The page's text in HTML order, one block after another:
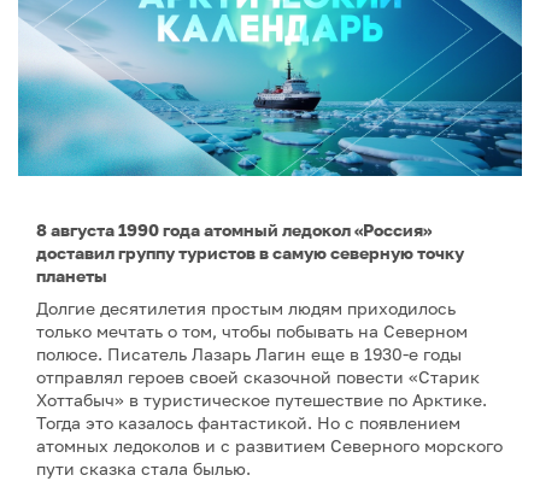
8 августа 1990 года атомный ледокол «Россия»
доставил группу туристов в самую северную точку
планеты
Долгие десятилетия простым людям приходилось
только мечтать о том, чтобы побывать на Северном
полюсе. Писатель Лазарь Лагин еще в 1930-е годы
отправлял героев своей сказочной повести «Старик
Хоттабыч» в туристическое путешествие по Арктике.
Тогда это казалось фантастикой. Но с появлением
атомных ледоколов и с развитием Северного морского
пути сказка стала былью.